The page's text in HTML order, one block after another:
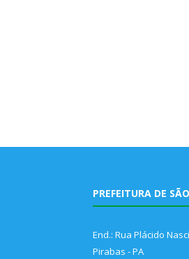
PREFEITURA DE
End.: Rua Plácido
Pirabas - PA